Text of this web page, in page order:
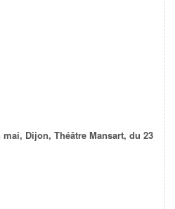
mai, Dijon, Théâtre Mansart, du 23